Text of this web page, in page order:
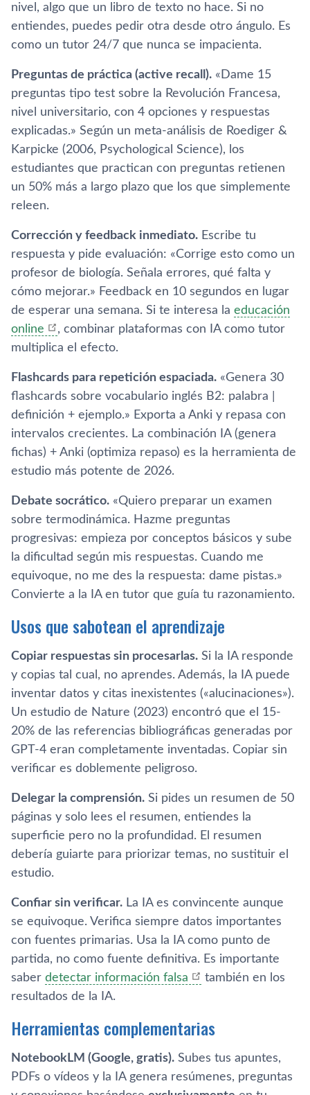
nivel, algo que un libro de texto no hace. Si no
entiendes, puedes pedir otra desde otro ángulo. Es
como un tutor 24/7 que nunca se impacienta.
Preguntas de práctica (active recall). «Dame 15
preguntas tipo test sobre la Revolución Francesa,
nivel universitario, con 4 opciones y respuestas
explicadas.» Según un meta-análisis de Roediger &
Karpicke (2006, Psychological Science), los
estudiantes que practican con preguntas retienen
un 50% más a largo plazo que los que simplemente
releen.
Corrección y feedback inmediato. Escribe tu
respuesta y pide evaluación: «Corrige esto como un
profesor de biología. Señala errores, qué falta y
cómo mejorar.» Feedback en 10 segundos en lugar
de esperar una semana. Si te interesa la educación
online
, combinar plataformas con IA como tutor
multiplica el efecto.
Flashcards para repetición espaciada. «Genera 30
flashcards sobre vocabulario inglés B2: palabra |
definición + ejemplo.» Exporta a Anki y repasa con
intervalos crecientes. La combinación IA (genera
fichas) + Anki (optimiza repaso) es la herramienta de
estudio más potente de 2026.
Debate socrático. «Quiero preparar un examen
sobre termodinámica. Hazme preguntas
progresivas: empieza por conceptos básicos y sube
la dificultad según mis respuestas. Cuando me
equivoque, no me des la respuesta: dame pistas.»
Convierte a la IA en tutor que guía tu razonamiento.
Usos que sabotean el aprendizaje
Copiar respuestas sin procesarlas. Si la IA responde
y copias tal cual, no aprendes. Además, la IA puede
inventar datos y citas inexistentes («alucinaciones»).
Un estudio de Nature (2023) encontró que el 15-
20% de las referencias bibliográficas generadas por
GPT-4 eran completamente inventadas. Copiar sin
verificar es doblemente peligroso.
Delegar la comprensión. Si pides un resumen de 50
páginas y solo lees el resumen, entiendes la
superficie pero no la profundidad. El resumen
debería guiarte para priorizar temas, no sustituir el
estudio.
Confiar sin verificar. La IA es convincente aunque
se equivoque. Verifica siempre datos importantes
con fuentes primarias. Usa la IA como punto de
partida, no como fuente definitiva. Es importante
saber detectar información falsa
también en los
resultados de la IA.
Herramientas complementarias
NotebookLM (Google, gratis). Subes tus apuntes,
PDFs o vídeos y la IA genera resúmenes, preguntas